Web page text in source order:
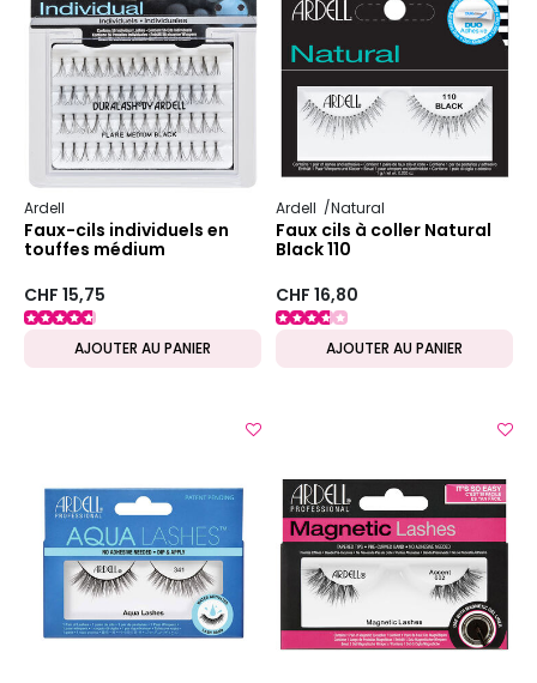
Ardell
Faux-cils individuels en
touffes médium
CHF 15,75
AJOUTER AU PANIER
Ardell Natural
Faux cils à coller Natural
Black 110
CHF 16,80
AJOUTER AU PANIER